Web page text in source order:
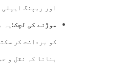
اور ریپنگ
موڑنے کی لچک: یہ
کو برداشت کر
بنانا کہ نقل و